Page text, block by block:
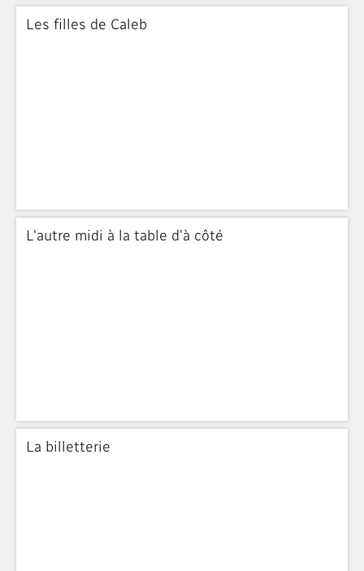
Les filles de Caleb
L'autre midi à la table d'à côté
La billetterie